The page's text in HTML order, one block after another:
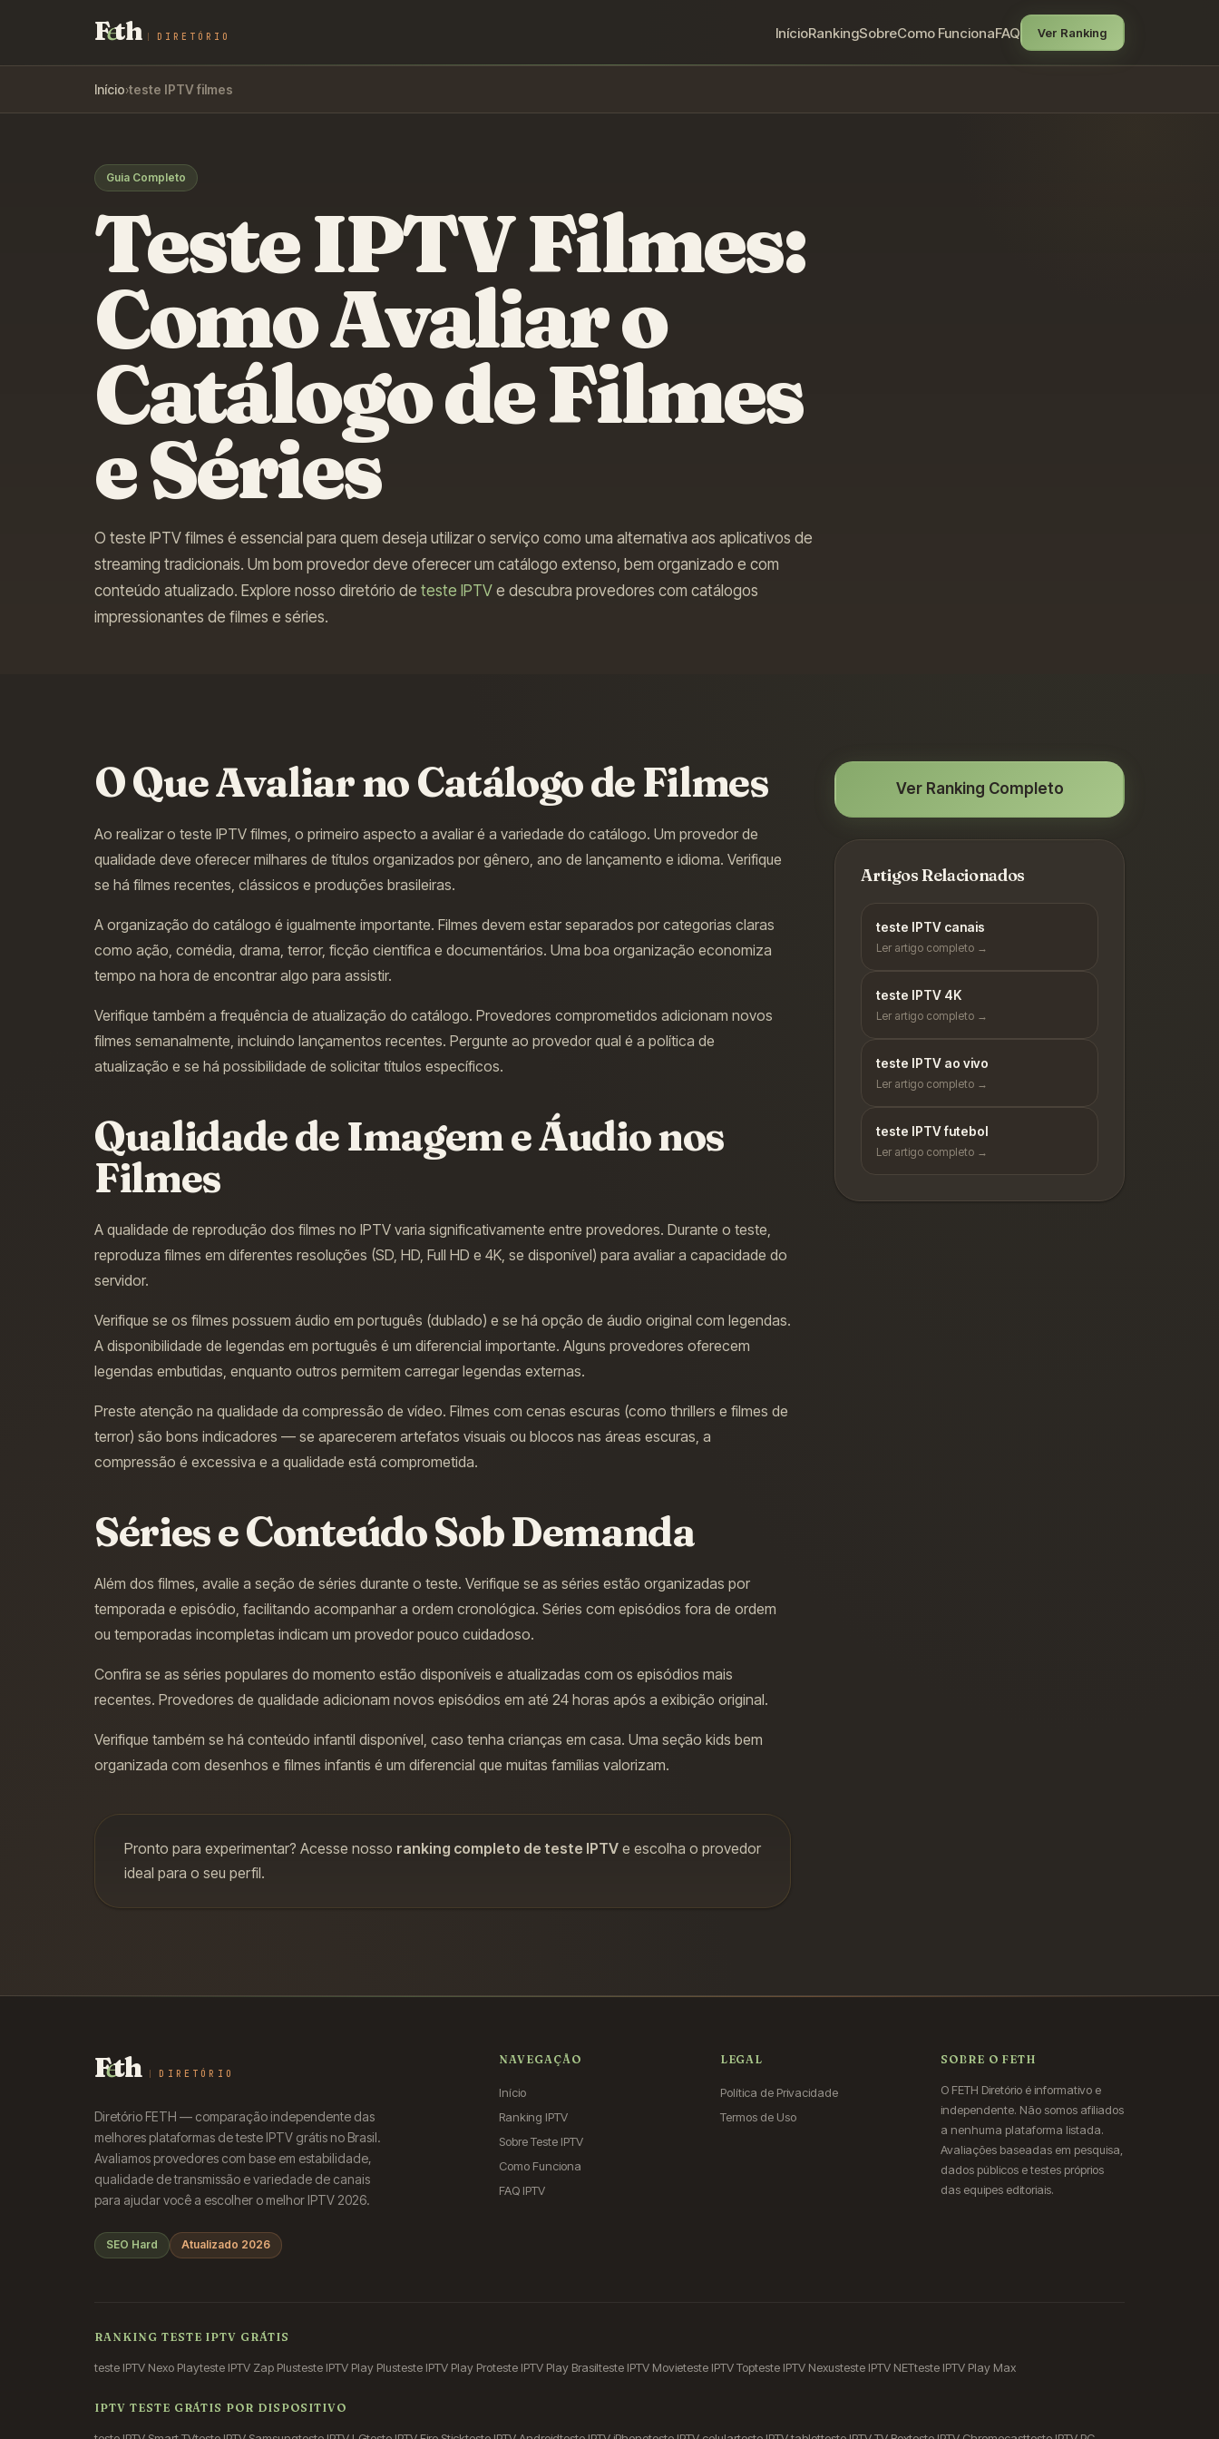
Feth DIRETÓRIO InícioRankingSobreComo FuncionaFAQ Ver Ranking
Início›teste IPTV filmes
Guia Completo
Teste IPTV Filmes:
Como Avaliar o
Catálogo de Filmes
e Séries
O teste IPTV filmes é essencial para quem deseja utilizar o serviço como uma alternativa aos aplicativos de
streaming tradicionais. Um bom provedor deve oferecer um catálogo extenso, bem organizado e com
conteúdo atualizado. Explore nosso diretório de teste IPTV e descubra provedores com catálogos
impressionantes de filmes e séries.
O Que Avaliar no Catálogo de Filmes
Ao realizar o teste IPTV filmes, o primeiro aspecto a avaliar é a variedade do catálogo. Um provedor de
qualidade deve oferecer milhares de títulos organizados por gênero, ano de lançamento e idioma. Verifique
se há filmes recentes, clássicos e produções brasileiras.
A organização do catálogo é igualmente importante. Filmes devem estar separados por categorias claras
como ação, comédia, drama, terror, ficção científica e documentários. Uma boa organização economiza
tempo na hora de encontrar algo para assistir.
Verifique também a frequência de atualização do catálogo. Provedores comprometidos adicionam novos
filmes semanalmente, incluindo lançamentos recentes. Pergunte ao provedor qual é a política de
atualização e se há possibilidade de solicitar títulos específicos.
Qualidade de Imagem e Áudio nos
Filmes
A qualidade de reprodução dos filmes no IPTV varia significativamente entre provedores. Durante o teste,
reproduza filmes em diferentes resoluções (SD, HD, Full HD e 4K, se disponível) para avaliar a capacidade do
servidor.
Verifique se os filmes possuem áudio em português (dublado) e se há opção de áudio original com legendas.
A disponibilidade de legendas em português é um diferencial importante. Alguns provedores oferecem
legendas embutidas, enquanto outros permitem carregar legendas externas.
Preste atenção na qualidade da compressão de vídeo. Filmes com cenas escuras (como thrillers e filmes de
terror) são bons indicadores — se aparecerem artefatos visuais ou blocos nas áreas escuras, a
compressão é excessiva e a qualidade está comprometida.
Séries e Conteúdo Sob Demanda
Além dos filmes, avalie a seção de séries durante o teste. Verifique se as séries estão organizadas por
temporada e episódio, facilitando acompanhar a ordem cronológica. Séries com episódios fora de ordem
ou temporadas incompletas indicam um provedor pouco cuidadoso.
Confira se as séries populares do momento estão disponíveis e atualizadas com os episódios mais
recentes. Provedores de qualidade adicionam novos episódios em até 24 horas após a exibição original.
Verifique também se há conteúdo infantil disponível, caso tenha crianças em casa. Uma seção kids bem
organizada com desenhos e filmes infantis é um diferencial que muitas famílias valorizam.
Pronto para experimentar? Acesse nosso ranking completo de teste IPTV e escolha o provedor
ideal para o seu perfil.
Ver Ranking Completo
Artigos Relacionados
teste IPTV canais
Ler artigo completo →
teste IPTV 4K
Ler artigo completo →
teste IPTV ao vivo
Ler artigo completo →
teste IPTV futebol
Ler artigo completo →
Feth DIRETÓRIO
Diretório FETH — comparação independente das
melhores plataformas de teste IPTV grátis no Brasil.
Avaliamos provedores com base em estabilidade,
qualidade de transmissão e variedade de canais
para ajudar você a escolher o melhor IPTV 2026.
SEO Hard Atualizado 2026
NAVEGAÇÃO
Início
Ranking IPTV
Sobre Teste IPTV
Como Funciona
FAQ IPTV
LEGAL
Política de Privacidade
Termos de Uso
SOBRE O FETH
O FETH Diretório é informativo e
independente. Não somos afiliados
a nenhuma plataforma listada.
Avaliações baseadas em pesquisa,
dados públicos e testes próprios
das equipes editoriais.
RANKING TESTE IPTV GRÁTIS
teste IPTV Nexo Playteste IPTV Zap Plusteste IPTV Play Plusteste IPTV Play Proteste IPTV Play Brasilteste IPTV Movieteste IPTV Topteste IPTV Nexusteste IPTV NETteste IPTV Play Max
IPTV TESTE GRÁTIS POR DISPOSITIVO